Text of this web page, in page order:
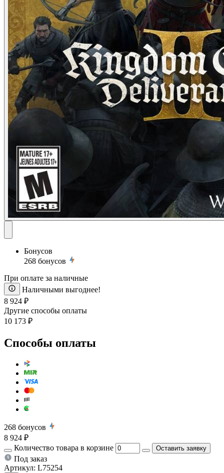
Бонусов
268 бонусов
При оплате за наличные
Наличными выгоднее!
8 924 ₽
Другие способы оплаты
10 173 ₽
Способы оплаты
268 бонусов
8 924 ₽
Количество товара в корзине
Оставить заявку
Под заказ
Артикул: L75254